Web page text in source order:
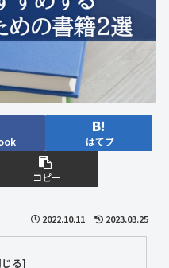
はてブ
コピー
2022.10.11 2023.03.25